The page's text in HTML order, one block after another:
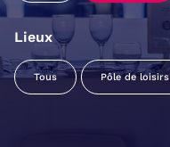
Lieux
Tous Pôle de loisirs